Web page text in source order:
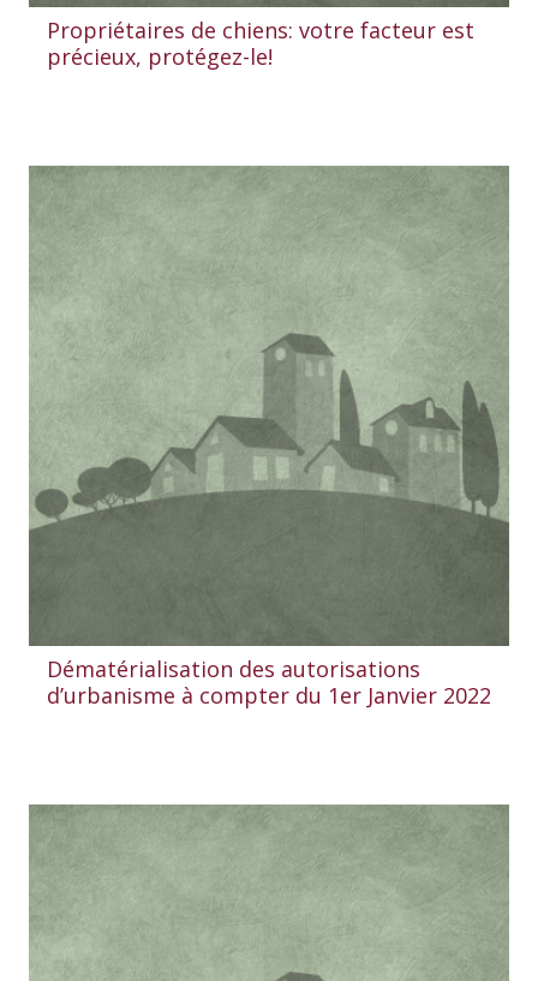
Propriétaires de chiens: votre facteur est
précieux, protégez-le!
Dématérialisation des autorisations
d’urbanisme à compter du 1er Janvier 2022